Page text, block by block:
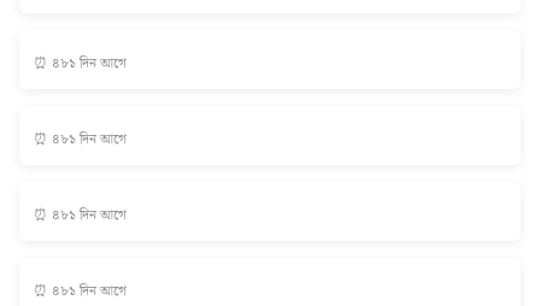
⏰ ৪৮১ দিন আগে
⏰ ৪৮১ দিন আগে
⏰ ৪৮১ দিন আগে
⏰ ৪৮১ দিন আগে